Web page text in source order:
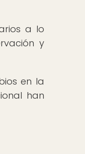
a lo
y
en la
han